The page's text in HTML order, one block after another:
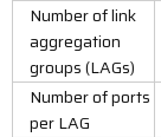
Number of link
aggregation
groups (LAGs)
Number of ports
per LAG